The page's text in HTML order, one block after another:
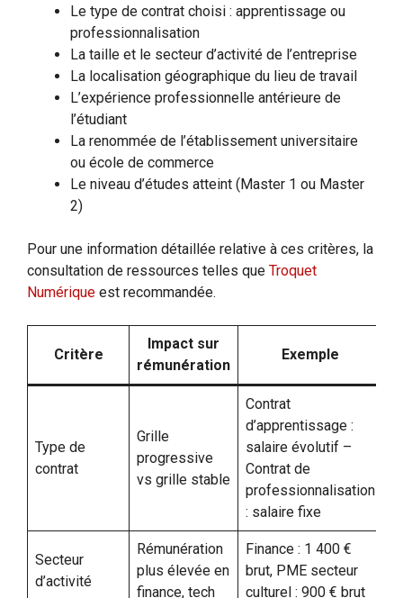
Le type de contrat choisi : apprentissage ou
professionnalisation
La taille et le secteur d’activité de l’entreprise
La localisation géographique du lieu de travail
L’expérience professionnelle antérieure de
l’étudiant
La renommée de l’établissement universitaire
ou école de commerce
Le niveau d’études atteint (Master 1 ou Master
2)
Pour une information détaillée relative à ces critères, la
consultation de ressources telles que Troquet
Numérique est recommandée.
Critère
Impact sur
rémunération
Exemple
Type de
contrat
Grille
progressive
vs grille stable
Contrat
d’apprentissage :
salaire évolutif –
Contrat de
professionnalisation
: salaire fixe
Secteur
d’activité
Rémunération
plus élevée en
finance, tech
Finance : 1 400 €
brut, PME secteur
culturel : 900 € brut